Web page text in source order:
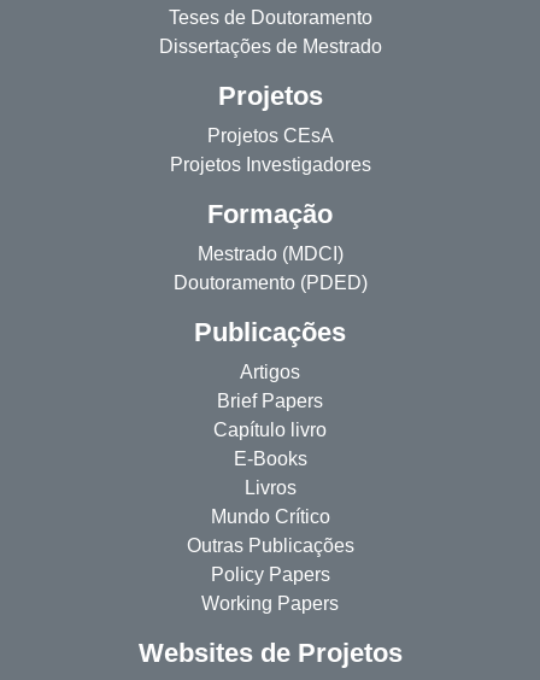
Teses de Doutoramento
Dissertações de Mestrado
Projetos
Projetos CEsA
Projetos Investigadores
Formação
Mestrado (MDCI)
Doutoramento (PDED)
Publicações
Artigos
Brief Papers
Capítulo livro
E-Books
Livros
Mundo Crítico
Outras Publicações
Policy Papers
Working Papers
Websites de Projetos